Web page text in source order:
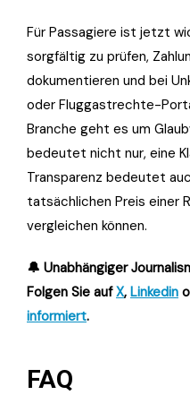
Für Passagiere ist jetzt
sorgfältig zu prüfen,
dokumentieren und bei
oder Fluggastrechte-
Branche geht es um
bedeutet nicht nur, eine
Transparenz bedeutet
tatsächlichen Preis einer
vergleichen können.
🔔 Unabhängiger
Folgen Sie aufX, Linkedin
informiert.
FAQ